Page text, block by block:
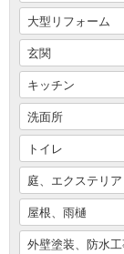
大型リフォーム
玄関
キッチン
洗面所
トイレ
庭、エクステリア
屋根、雨樋
外壁塗装、防水